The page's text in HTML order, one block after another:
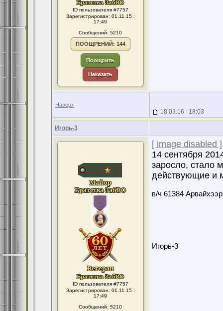
ID пользователя #7757
Зарегистрирован: 01.11.15 :
17:49
Сообщений: 5210
ПООЩРЕНИЙ: 144
Поощрить
Наказать
Наверх
18.03.16 : 18:03
Игорь-3
ID пользователя #7757
Зарегистрирован: 01.11.15 :
17:49
Сообщений: 5210
[ image disabled ]
14 сентября
заросло, стало
действующие и
в/ч 61384
Игорь-3